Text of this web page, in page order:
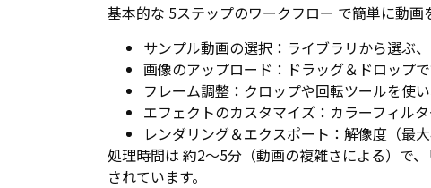
基本的な 5ステップのワークフロー で簡単に動画
サンプル動画の選択：ライブラリから選ぶ
画像のアップロード：ドラッグ＆ドロップ
フレーム調整：クロップや回転ツールを使
エフェクトのカスタマイズ：カラーフィル
レンダリング＆エクスポート：解像度（最
処理時間は 約2～5分（動画の複雑さによる）で
されています。